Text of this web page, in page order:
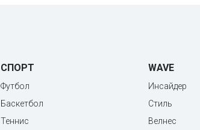
СПОРТ
Футбол
Баскетбол
Теннис
WAVE
Инсайдер
Стиль
Велнес